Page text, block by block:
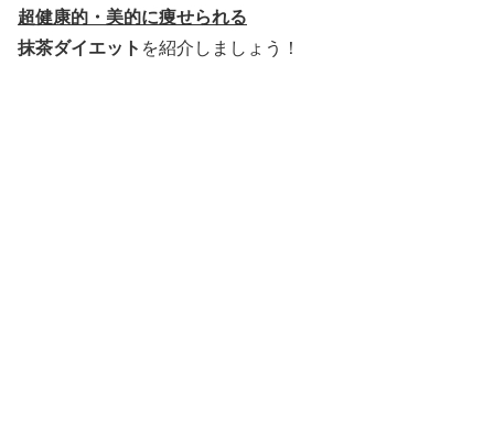
超健康的・美的に痩せられる
抹茶ダイエット を紹介しましょう！